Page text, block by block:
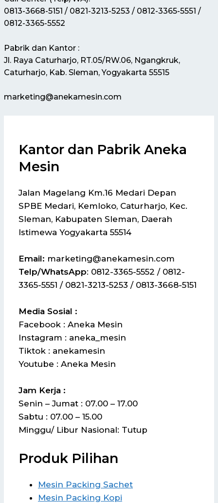
0813-3668-5151 / 0821-3213-5253 / 0812-3365-5551 /
0812-3365-5552
Pabrik dan Kantor :
Jl. Raya Caturharjo, RT.05/RW.06, Ngangkruk,
Caturharjo, Kab. Sleman, Yogyakarta 55515
marketing@anekamesin.com
Kantor dan Pabrik Aneka
Mesin
Jalan Magelang Km.16 Medari Depan
SPBE Medari, Kemloko, Caturharjo, Kec.
Sleman, Kabupaten Sleman, Daerah
Istimewa Yogyakarta 55514
Email: marketing@anekamesin.com
Telp/WhatsApp: 0812-3365-5552 / 0812-
3365-5551 / 0821-3213-5253 / 0813-3668-5151
Media Sosial :
Facebook : Aneka Mesin
Instagram : aneka_mesin
Tiktok : anekamesin
Youtube : Aneka Mesin
Jam Kerja :
Senin – Jumat : 07.00 – 17.00
Sabtu : 07.00 – 15.00
Minggu/ Libur Nasional: Tutup
Produk Pilihan
Mesin Packing Sachet
Mesin Packing Kopi